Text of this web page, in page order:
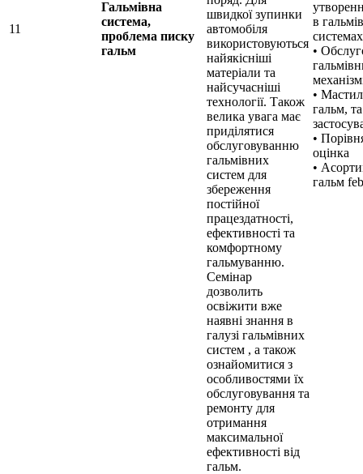
11
Гальмівна
система,
проблема писку
гальм
швидкої зупинки
автомобіля
використовуються
найякісніші
матеріали та
найсучасніші
технології. Також
велика увага має
приділятися
обслуговуванню
гальмівних
систем для
збереження
постійної
працездатності,
ефективності та
комфортному
гальмуванню.
Семінар
дозволить
освіжити вже
наявні знання в
галузі гальмівних
систем , а також
ознайомитися з
особливостями їх
обслуговування та
ремонту для
отримання
максимальної
ефективності від
гальм.
в
•
•
гальм, та
•
оцінка
•
гальм